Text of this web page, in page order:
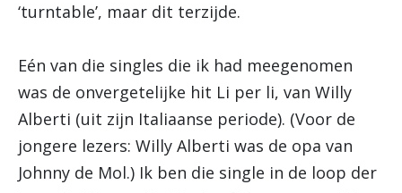
‘turntable’, maar dit terzijde.
Eén van die singles die ik had meegenomen
was de onvergetelijke hit Li per li, van Willy
Alberti (uit zijn Italiaanse periode). (Voor de
jongere lezers: Willy Alberti was de opa van
Johnny de Mol.) Ik ben die single in de loop der